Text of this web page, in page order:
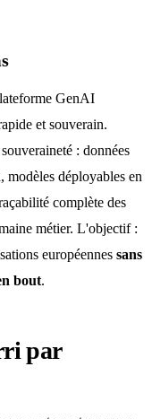
GenAI
et souverain.
: données
modèles déployables en
complète des
métier. L'objectif :
européennes sans
bout.
par